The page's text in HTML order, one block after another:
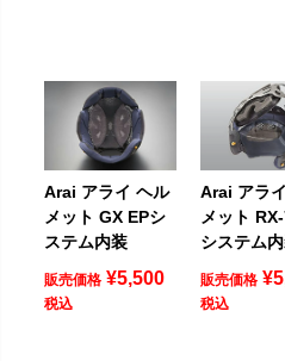
Arai アライ ヘル
メット GX EPシ
ステム内装
販売価格 ¥5,500
税込
Arai アラ
メット
システム
販売価格 ¥
税込